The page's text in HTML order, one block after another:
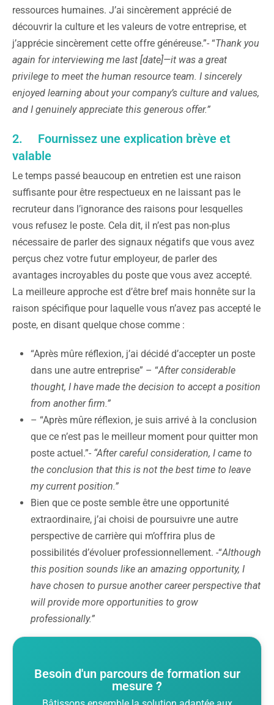
ressources humaines. J’ai sincèrement apprécié de
découvrir la culture et les valeurs de votre entreprise, et
j’apprécie sincèrement cette offre généreuse.”- “Thank you
again for interviewing me last [date]—it was a great
privilege to meet the human resource team. I sincerely
enjoyed learning about your company’s culture and values,
and I genuinely appreciate this generous offer.”
2. Fournissez une explication brève et
valable
Le temps passé beaucoup en entretien est une raison
suffisante pour être respectueux en ne laissant pas le
recruteur dans l’ignorance des raisons pour lesquelles
vous refusez le poste. Cela dit, il n’est pas non-plus
nécessaire de parler des signaux négatifs que vous avez
perçus chez votre futur employeur, de parler des
avantages incroyables du poste que vous avez accepté.
La meilleure approche est d’être bref mais honnête sur la
raison spécifique pour laquelle vous n’avez pas accepté le
poste, en disant quelque chose comme :
“Après mûre réflexion, j’ai décidé d’accepter un poste
dans une autre entreprise” – “After considerable
thought, I have made the decision to accept a position
from another firm.”
– “Après mûre réflexion, je suis arrivé à la conclusion
que ce n’est pas le meilleur moment pour quitter mon
poste actuel.”- “After careful consideration, I came to
the conclusion that this is not the best time to leave
my current position.”
Bien que ce poste semble être une opportunité
extraordinaire, j’ai choisi de poursuivre une autre
perspective de carrière qui m’offrira plus de
possibilités d’évoluer professionnellement. -“Although
this position sounds like an amazing opportunity, I
have chosen to pursue another career perspective that
will provide more opportunities to grow
professionally.”
Besoin d'un parcours de formation sur
mesure ?